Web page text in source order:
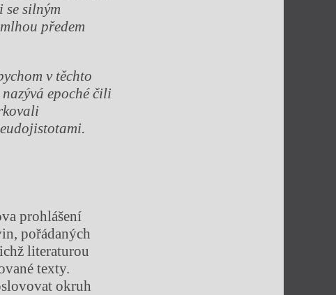
silným
předem
v těchto
epoché čili
prohlášení
pořádaných
literaturou
texty.
okruh